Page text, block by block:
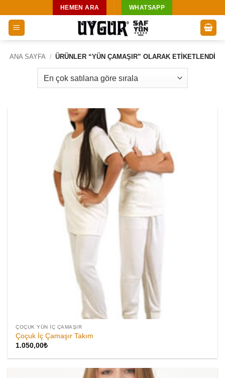
atla
HEMEN ARA WHATSAPP
ANA SAYFA / ÜRÜNLER “YÜN ÇAMAŞIR” OLARAK ETIKETLENDI
ÇOÇUK YÜN İÇ ÇAMAŞIR
Çoçuk İç Çamaşır Takım
1.050,00₺